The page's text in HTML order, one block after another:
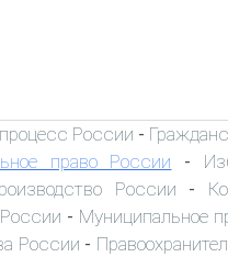
России -
право России -
России -
- Муниципальное
России -